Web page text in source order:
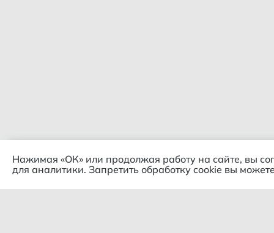
Нажимая «ОК» или продолжая работу на сайте, вы
для аналитики. Запретить обработку cookie вы